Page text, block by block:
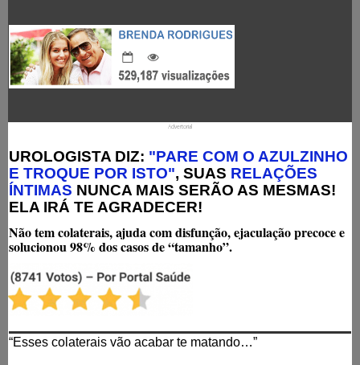
Advertorial
UROLOGISTA DIZ: "PARE COM O AZULZINHO
E TROQUE POR ISTO", SUAS RELAÇÕES
ÍNTIMAS NUNCA MAIS SERÃO AS MESMAS!
ELA IRÁ TE AGRADECER!
Não tem colaterais, ajuda com disfunção, ejaculação precoce e
solucionou 98% dos casos de “tamanho”.
“Esses colaterais vão acabar te matando…”